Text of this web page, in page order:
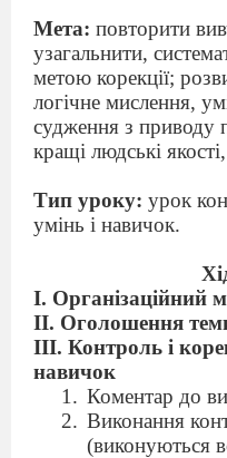
Мета: повторити
узагальнити,
метою корекції;
логічне мислення,
судження з приводу
кращі людські
Тип уроку: урок
умінь і навичок.
І. Організаційний
ІІ. Оголошення
ІІІ. Контроль і
навичок
Коментар до
Виконання
(виконуються